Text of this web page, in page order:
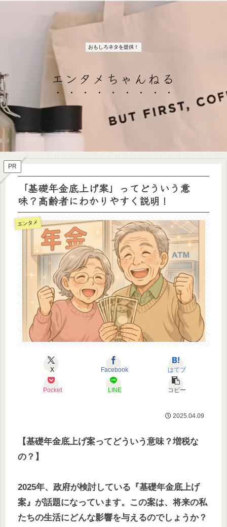
おもしろネタを提供！
エンタメちゃんねる
PR
「基礎年金底上げ案」ってどういう意
味？高齢者にわかりやすく説明！
エンタメ
X Facebook はてブ
Pocket LINE コピー
2025.04.09
【基礎年金底上げ案ってどういう意味？増税な
の？】
2025年、政府が検討している『基礎年金底上げ
案』が話題になっています。この案は、将来の私
たちの生活にどんな影響を与えるのでしょうか？